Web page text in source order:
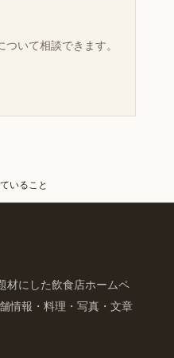
いて相談できます。
いること
材にした飲食店ホームペ
情報・料理・写真・文章